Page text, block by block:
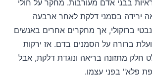
בבני אדם מעורבות. מחקר על חולי
מסוג 2 הראה ירידה בסמני דלקת לאחר ארבעה
ברוקולי, אך מחקרים אחרים באנשים
ברורה על הסמנים בדם. אז ירקות
חלק מתזונה בריאה ונוגדת דלקת, אבל
פלא" בפני עצמו.